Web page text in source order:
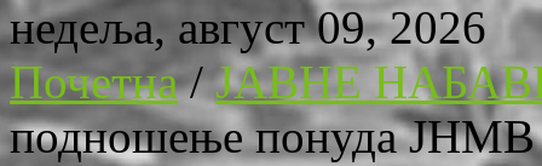
недеља, август 09, 2026
Почетна/ЈАВНЕ
подношење понуда ЈНМВ